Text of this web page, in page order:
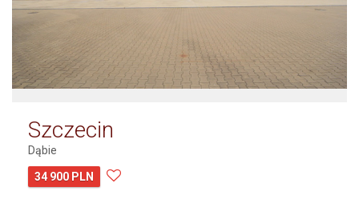
Szczecin
Dąbie
34 900 PLN